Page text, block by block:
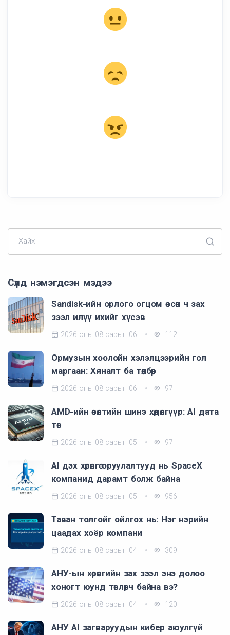
Хайх
Сүүлд нэмэгдсэн мэдээ
Sandisk-ийн орлого огцом өссөн ч зах
зээл илүү ихийг хүсэв
2026 оны 08 сарын 06 112
Ормузын хоолойн хэлэлцээрийн гол
маргаан: Хяналт ба төлбөр
2026 оны 08 сарын 06 97
AMD-ийн өсөлтийн шинэ хөдөлгүүр: AI дата
төв
2026 оны 08 сарын 05 97
AI дэх хөрөнгө оруулалтууд нь SpaceX
компанид дарамт болж байна
2026 оны 08 сарын 05 956
Таван толгойг ойлгох нь: Нэг нэрийн
цаадах хоёр компани
2026 оны 08 сарын 04 309
АНУ-ын хөрөнгийн зах зээл энэ долоо
хоногт юунд төвлөрч байна вэ?
2026 оны 08 сарын 04 120
АНУ AI загваруудын кибер аюулгүй